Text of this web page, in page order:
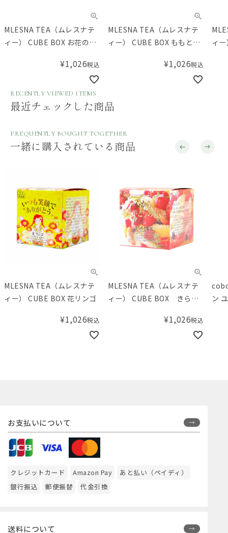
MLESNA TEA（ムレスナテ
ィー） CUBE BOX お花の想
¥1,026税込
MLESNA TEA（ムレスナテ
ィー） CUBE BOX ももとさ
¥1,026税込
ィ
RECENTLY VIEWED ITEMS
最近チェックした商品
FREQUENTLY BOUGHT TOGETHER
一緒に購入されている商品
MLESNA TEA（ムレスナテ
ィー） CUBE BOX 花リンゴ
¥1,026税込
MLESNA TEA（ムレスナテ
ィー） CUBE BOX きらめ
¥1,026税込
ン
お支払いについて
クレジットカード Amazon Pay
あと払い（ペイディ）
銀行振込
郵便振替 代金引換
送料について